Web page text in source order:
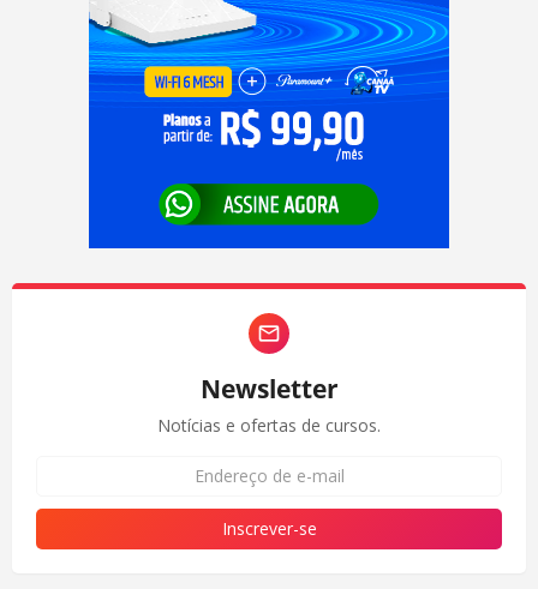
Newsletter
Notícias e ofertas de cursos.